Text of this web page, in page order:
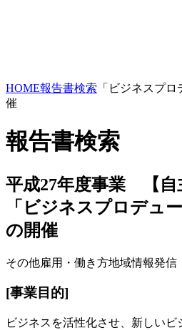
HOME報告書検索 「ビジネスプ
催
報告書検索
平成27年度事業 【自
「ビジネスプロデュ
の開催
その他雇用・働き方地域情報発信
[事業目的]
ビジネスを活性化させ、新しい